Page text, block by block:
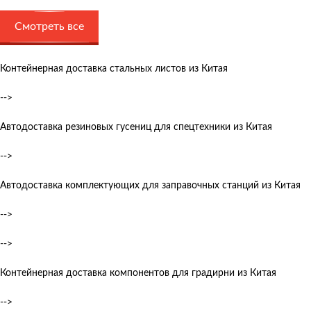
Смотреть все
Контейнерная доставка стальных листов из Китая
-->
Автодоставка резиновых гусениц для спецтехники из Китая
-->
Автодоставка комплектующих для заправочных станций из Китая
-->
-->
Контейнерная доставка компонентов для градирни из Китая
-->